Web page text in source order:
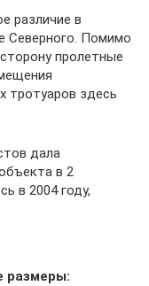
различие в
Северного. Помимо
пролетные
тротуаров здесь
дала
в 2
в 2004 году,
размеры: